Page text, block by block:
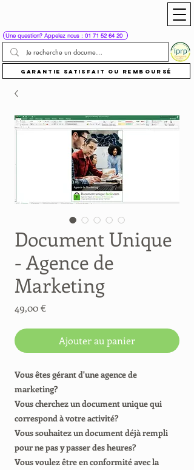
Garantie satisfait ou remboursé
Une question? Appelez nous : 01 71 52 64 20
Document Unique
- Agence de
Marketing
49,00 €Prix
Ajouter au panier
Vous êtes gérant d'une agence de
marketing?
Vous cherchez un document unique qui
correspond à votre activité?
Vous souhaitez un document déjà rempli
pour ne pas y passer des heures?
Vous voulez être en conformité avec la